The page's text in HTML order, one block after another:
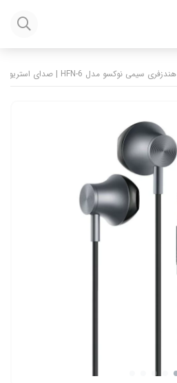
هندزفری سیمی نوکسو مدل HFN-6 | صدای استریو با جک ۳.۵ میلی‌متری و طراحی مقاوم